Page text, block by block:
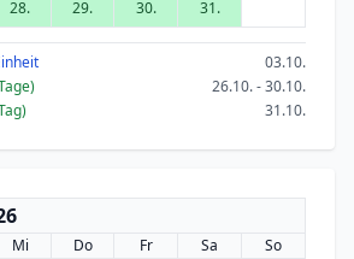
28. 29. 30. 31.
03.10.
26.10. - 30.10.
31.10.
Mi Do Fr Sa
So